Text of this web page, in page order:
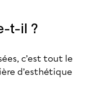
t-il ?
c’est tout le
d’esthétique